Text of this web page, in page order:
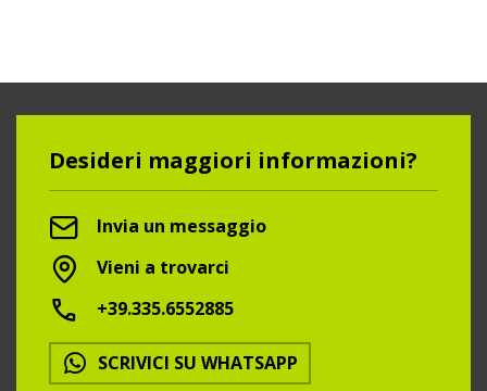
Desideri maggiori informazioni?
Invia un messaggio
Vieni a trovarci
+39.335.6552885
SCRIVICI SU WHATSAPP